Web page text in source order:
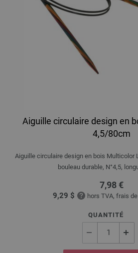
Aiguille circulaire design en
4,5/80cm
Aiguille circulaire design en bois Multicolor
bouleau durable, N°4,5,
7,98 €
9,29 $ hors TVA, frais
QUANTITÉ